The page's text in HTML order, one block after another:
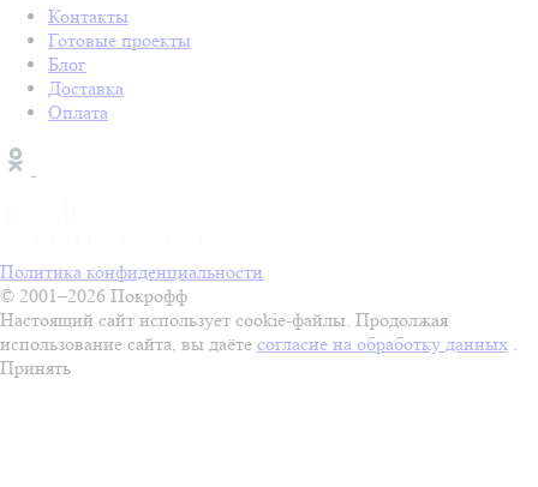
Контакты
Готовые проекты
Блог
Доставка
Оплата
Политика конфиденциальности
© 2001–2026 Покрофф
Настоящий сайт использует cookie-файлы. Продолжая
использование сайта, вы даёте согласие на обработку данных .
Принять